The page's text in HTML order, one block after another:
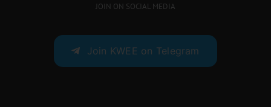
JOIN ON SOCIAL MEDIA
Join KWEE on Telegram